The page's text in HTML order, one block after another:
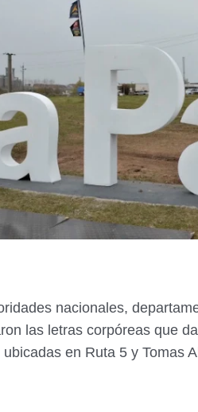
nacionales,
las letras corpóreas que
en Ruta 5 y Tomas